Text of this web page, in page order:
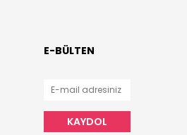
E-BÜLTEN
KAYDOL